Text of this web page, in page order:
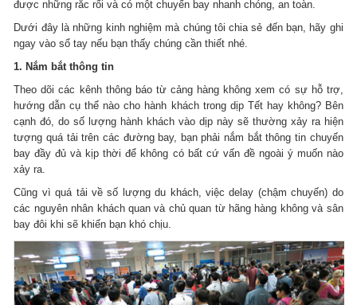
được những rắc rối và có một chuyến bay nhanh chóng, an toàn.
Dưới đây là những kinh nghiệm mà chúng tôi chia sẻ đến bạn, hãy ghi
ngay vào sổ tay nếu bạn thấy chúng cần thiết nhé.
1. Nắm bắt thông tin
Theo dõi các kênh thông báo từ cảng hàng không xem có sự hỗ trợ,
hướng dẫn cụ thể nào cho hành khách trong dịp Tết hay không? Bên
cạnh đó, do số lượng hành khách vào dịp này sẽ thường xảy ra hiện
tượng quá tải trên các đường bay, bạn phải nắm bắt thông tin chuyến
bay đầy đủ và kịp thời để không có bất cứ vấn đề ngoài ý muốn nào
xảy ra.
Cũng vì quá tải về số lượng du khách, việc delay (chậm chuyến) do
các nguyên nhân khách quan và chủ quan từ hãng hàng không và sân
bay đôi khi sẽ khiến bạn khó chịu.